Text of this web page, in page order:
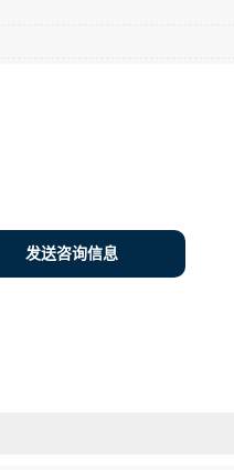
发送咨询信息